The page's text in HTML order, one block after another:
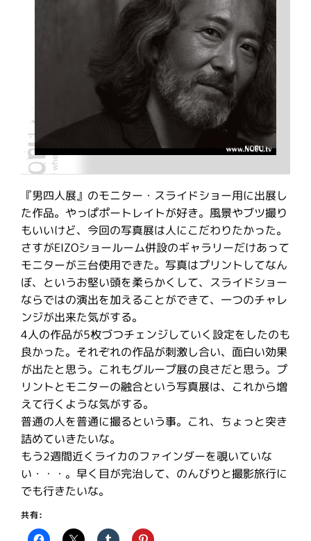
『男四人展』のモニター・スライドショー用に出展し
た作品。やっぱポートレイトが好き。風景やブツ撮り
もいいけど、今回の写真展は人にこだわりたかった。
さすがEIZOショールーム併設のギャラリーだけあって
モニターが三台使用できた。写真はプリントしてなん
ぼ、というお堅い頭を柔らかくして、スライドショー
ならではの演出を加えることができて、一つのチャレ
ンジが出来た気がする。
4人の作品が5枚づつチェンジしていく設定をしたのも
良かった。それぞれの作品が刺激し合い、面白い効果
が出たと思う。これもグループ展の良さだと思う。プ
リントとモニターの融合という写真展は、これから増
えて行くような気がする。
普通の人を普通に撮るという事。これ、ちょっと突き
詰めていきたいな。
もう2週間近くライカのファインダーを覗いていな
い・・・。早く目が完治して、のんびりと撮影旅行に
でも行きたいな。
共有: